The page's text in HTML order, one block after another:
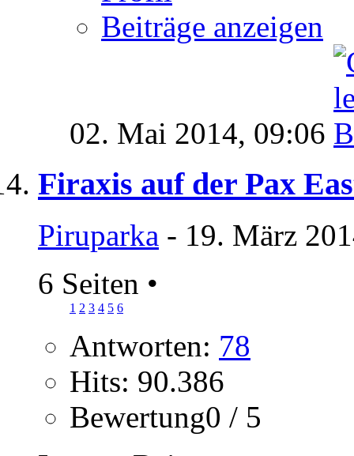
Beiträge anzeigen
02. Mai 2014, 09:06
Firaxis auf der Pax
Piruparka - 19. März
6 Seiten •
1 2 3 4 5 6
Antworten: 78
Hits: 90.386
Bewertung0 / 5